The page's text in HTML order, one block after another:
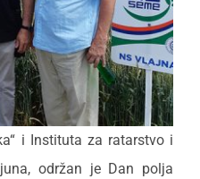
i Instituta za ratarstvo i
održan je Dan polja